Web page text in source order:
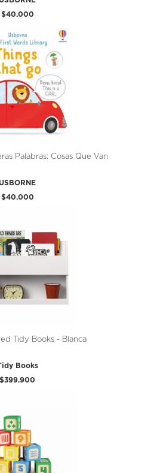
$40.000
Palabras: Cosas Que Van
$40.000
Tidy Books - Blanca
Books
$399.900